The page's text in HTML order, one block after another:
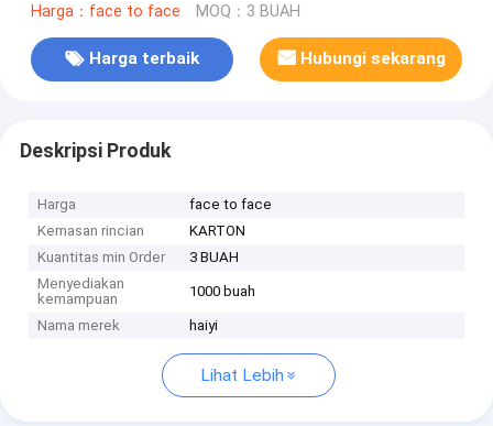
Harga：face to face MOQ：3 BUAH
Harga terbaik Hubungi sekarang
Deskripsi Produk
Harga
face to face
Kemasan rincian
KARTON
Kuantitas min Order
3 BUAH
Menyediakan
kemampuan
1000 buah
Nama merek haiyi
Lihat Lebih